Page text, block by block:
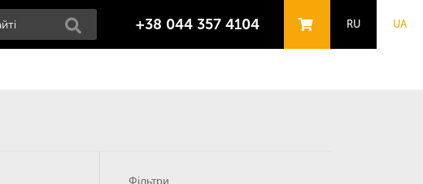
+38 044 357 4104 RU UA
Фільтри